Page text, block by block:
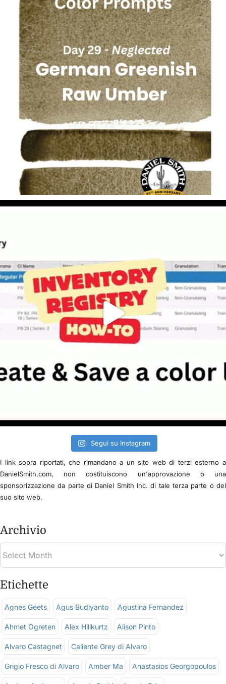
Segui su Instagram
I link sopra riportati, che rimandano a un sito web di terzi esterno a
DanielSmith.com, non costituiscono un'approvazione o una
sponsorizzazione da parte di Daniel Smith Inc. di tale terza parte o del
suo sito web.
Archivio
Etichette
Agnes Geets Agus Budiyanto Agustina Fernandez
Ahmet Ogreten Alex Hillkurtz Alison Pinto
Alvaro Castagnet Caliente Grey di Alvaro
Grigio Fresco di Alvaro Amber Ma Anastasios Georgopoulos